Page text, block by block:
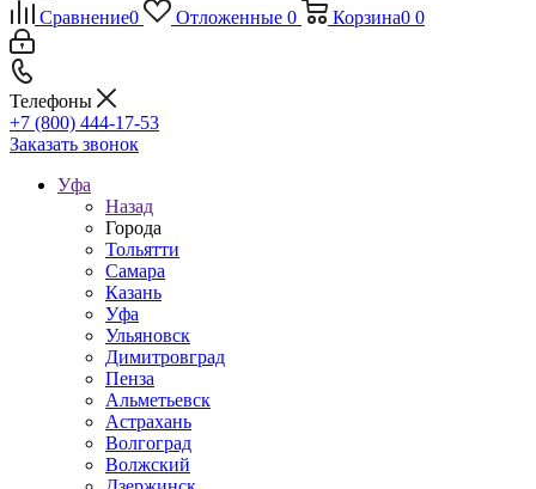
Сравнение0 Отложенные 0 Корзина0 0
Телефоны
+7 (800) 444-17-53
Заказать звонок
Уфа
Назад
Города
Тольятти
Самара
Казань
Уфа
Ульяновск
Димитровград
Пенза
Альметьевск
Астрахань
Волгоград
Волжский